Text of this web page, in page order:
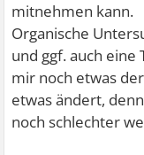
mitnehmen kann.
Organische
und ggf. auch
mir noch etwas
etwas ändert,
noch schlechter